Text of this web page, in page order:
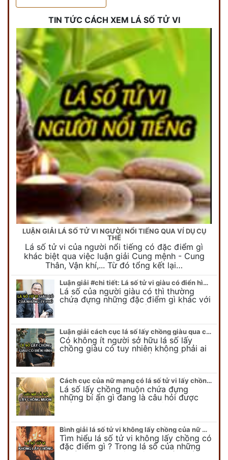
TIN TỨC CÁCH XEM LÁ SỐ TỬ VI
LUẬN GIẢI LÁ SỐ TỬ VI NGƯỜI NỔI TIẾNG QUA VÍ DỤ CỤ
THỂ
Lá số tử vi của người nổi tiếng có đặc điểm gì
khác biệt qua việc luận giải Cung mệnh - Cung
Thân, Vận khí,... Từ đó tổng kết lại…
Luận giải #chi tiết: Lá số tử vi giàu có điển hình của những tỷ phú
Lá số của người giàu có thì thường
chứa đựng những đặc điểm gì khác với
người bình thường? Cách cục giàu có
Luận giải cách cục lá số lấy chồng giàu qua các ví dụ cụ thể
Có không ít người sở hữu lá số lấy
chồng giàu có tuy nhiên không phải ai
cũng nắm được đặc điểm và cách cục
Cách cục của nữ mạng có lá số tử vi lấy chồng muộn #Miễn Phí
Lá số lấy chồng muộn chứa đựng
những bí ẩn gì đang là câu hỏi được
nhiều người phụ nữ quan tâm. Tại sao
Bình giải lá số tử vi không lấy chồng của nữ mạng (Có ví dụ minh họa)
Tìm hiểu lá số tử vi không lấy chồng có
đặc điểm gì ? Trong lá số của những
người phụ nữ không lập gia đình này